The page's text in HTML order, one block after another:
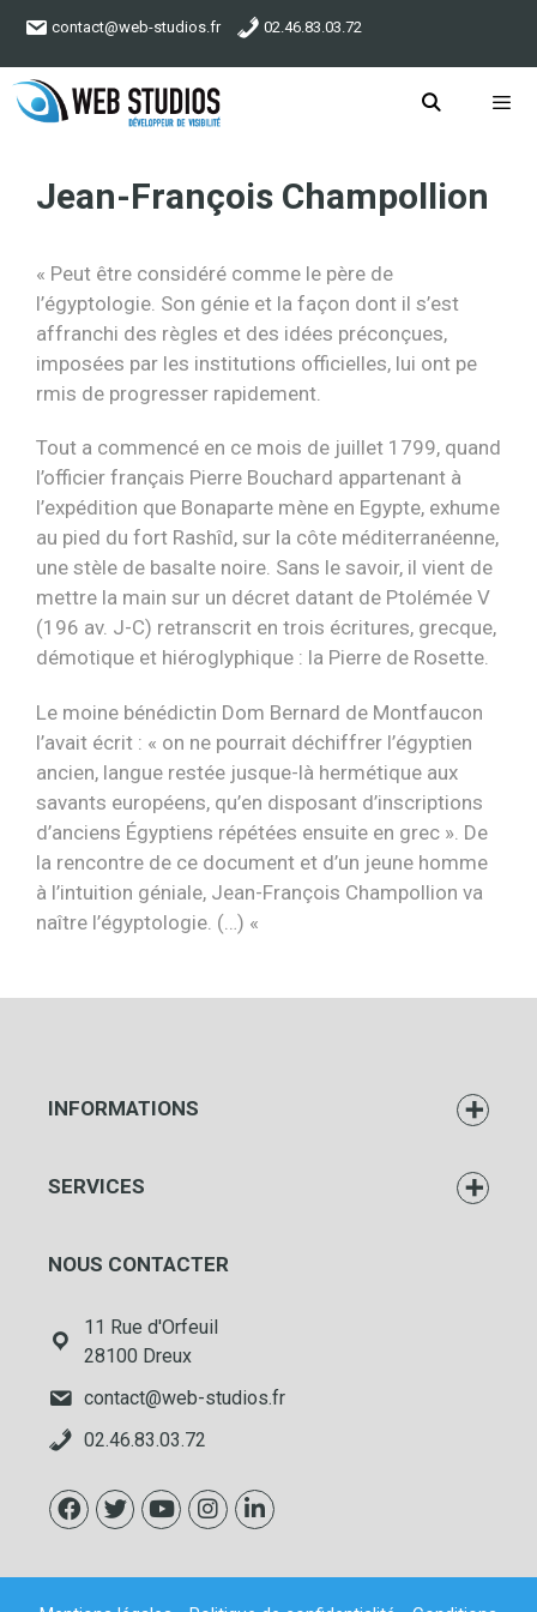
contenu
contact@web-studios.fr 02.46.83.03.72
Jean-François Champollion
« Peut être considéré comme le père de
l’égyptologie. Son génie et la façon dont il s’est
affranchi des règles et des idées préconçues,
imposées par les institutions officielles, lui ont pe
rmis de progresser rapidement.
Tout a commencé en ce mois de juillet 1799, quand
l’officier français Pierre Bouchard appartenant à
l’expédition que Bonaparte mène en Egypte, exhume
au pied du fort Rashîd, sur la côte méditerranéenne,
une stèle de basalte noire. Sans le savoir, il vient de
mettre la main sur un décret datant de Ptolémée V
(196 av. J-C) retranscrit en trois écritures, grecque,
démotique et hiéroglyphique : la Pierre de Rosette.
Le moine bénédictin Dom Bernard de Montfaucon
l’avait écrit : « on ne pourrait déchiffrer l’égyptien
ancien, langue restée jusque-là hermétique aux
savants européens, qu’en disposant d’inscriptions
d’anciens Égyptiens répétées ensuite en grec ». De
la rencontre de ce document et d’un jeune homme
à l’intuition géniale, Jean-François Champollion va
naître l’égyptologie. (…) «
INFORMATIONS
SERVICES
NOUS CONTACTER
11 Rue d'Orfeuil
28100 Dreux
contact@web-studios.fr
02.46.83.03.72